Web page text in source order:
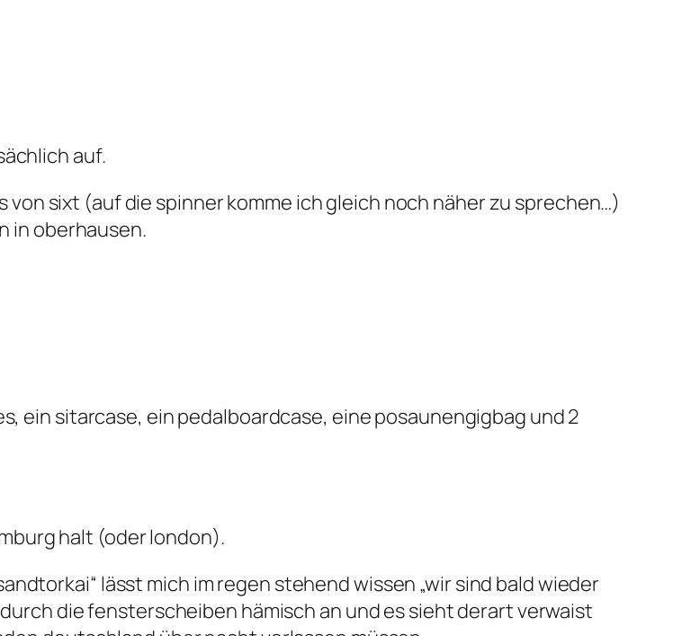
auf.
sixt (auf die spinner komme ich gleich noch näher zu sprechen…)
in oberhausen.
ein sitarcase, ein pedalboardcase, eine posaunengigbag und 2
halt (oder london).
lässt mich im regen stehend wissen „wir sind bald wieder
die fensterscheiben hämisch an und es sieht derart verwaist